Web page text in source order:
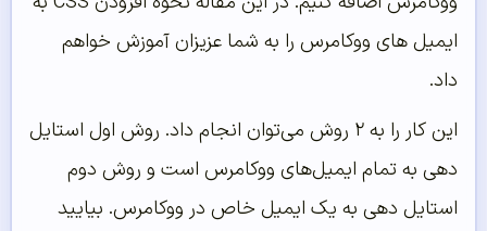
ایمیل های ووکامرس را به شما عزیزان آموزش خواهم
داد.
این کار را به ۲ روش می‌توان انجام داد. روش اول استایل
دهی به تمام ایمیل‌های ووکامرس است و روش دوم
استایل دهی به یک ایمیل خاص در ووکامرس. بیایید